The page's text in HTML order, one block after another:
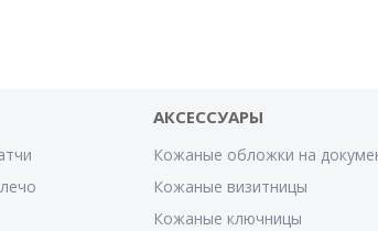
АКСЕССУАРЫ
Кожаные обложки на
Кожаные визитницы
Кожаные ключницы